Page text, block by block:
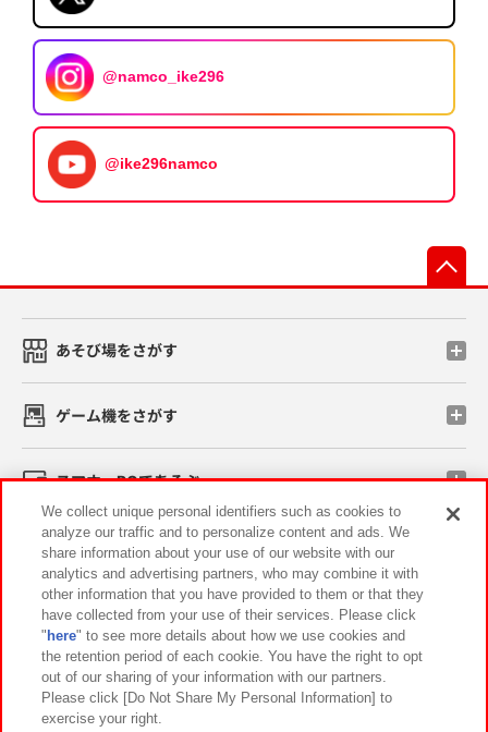
@namco_ike296
@ike296namco
あそび場をさがす
ゲーム機をさがす
スマホ・PCであそぶ
イベント・キャンペーン
関連会社 サステナビリティ サイトポリシー
プライバシーポリシー ウェブアクセシビリティ方針と検証結果
お取引先さまとともに
We collect unique personal identifiers such as cookies to
analyze our traffic and to personalize content and ads. We
share information about your use of our website with our
analytics and advertising partners, who may combine it with
other information that you have provided to them or that they
have collected from your use of their services. Please click
" here" to see more details about how we use cookies and
the retention period of each cookie. You have the right to opt
out of our sharing of your information with our partners.
Please click [Do Not Share My Personal Information] to
exercise your right.